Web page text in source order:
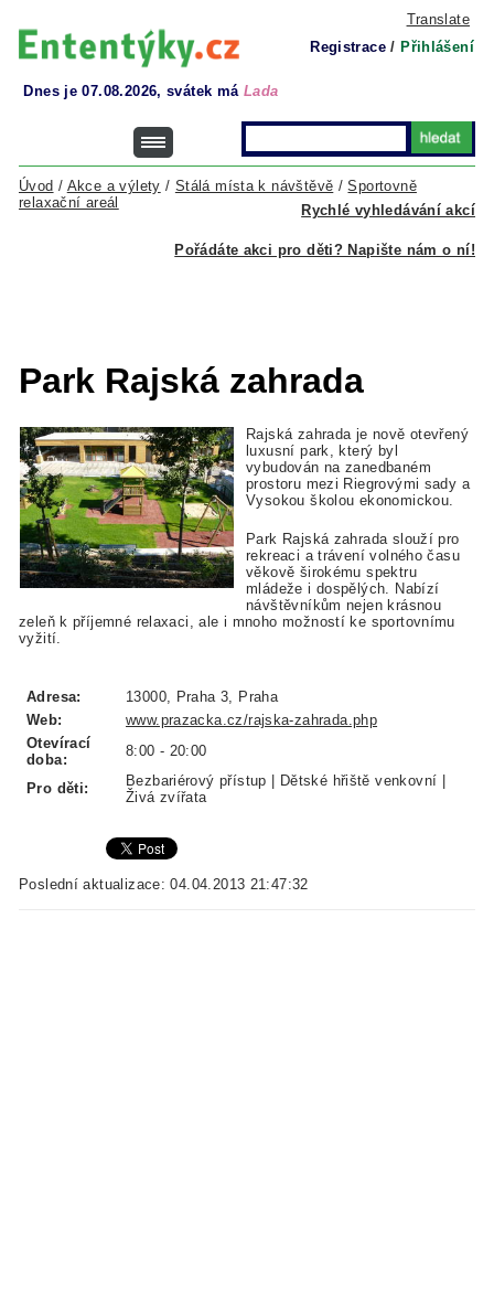
Translate
Registrace / Přihlášení
Dnes je 07.08.2026, svátek má Lada
Rychlé vyhledávání akcí
Úvod / Akce a výlety / Stálá místa k návštěvě /Sportovně
relaxační areál
Pořádáte akci pro děti? Napište nám o ní!
Park Rajská zahrada
Rajská zahrada je nově otevřený
luxusní park, který byl
vybudován na zanedbaném
prostoru mezi Riegrovými sady a
Vysokou školou ekonomickou.
Park Rajská zahrada slouží pro
rekreaci a trávení volného času
věkově širokému spektru
mládeže i dospělých. Nabízí
návštěvníkům nejen krásnou
zeleň k příjemné relaxaci, ale i mnoho možností ke sportovnímu
vyžití.
Adresa:
13000, Praha 3, Praha
Web:
www.prazacka.cz/rajska-zahrada.php
Otevírací
doba:
8:00 - 20:00
Pro děti:
Bezbariérový přístup | Dětské hřiště venkovní |
Živá zvířata
Poslední aktualizace: 04.04.2013 21:47:32